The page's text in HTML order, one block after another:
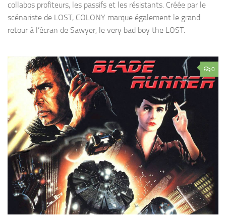
collabos profiteurs, les passifs et les résistants. Créée par le
scénariste de LOST, COLONY marque également le grand
retour à l’écran de Sawyer, le very bad boy the LOST.
0